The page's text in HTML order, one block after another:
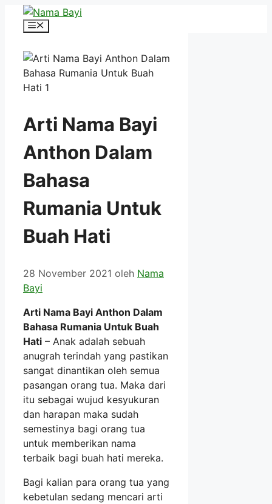
Langsung
Menu
Arti Nama Bayi
Anthon Dalam
Bahasa
Rumania Untuk
Buah Hati
28 November 2021 oleh Nama
Bayi
Arti Nama Bayi Anthon Dalam
Bahasa Rumania Untuk Buah
Hati – Anak adalah sebuah
anugrah terindah yang pastikan
sangat dinantikan oleh semua
pasangan orang tua. Maka dari
itu sebagai wujud kesyukuran
dan harapan maka sudah
semestinya bagi orang tua
untuk memberikan nama
terbaik bagi buah hati mereka.
Bagi kalian para orang tua yang
kebetulan sedang mencari arti